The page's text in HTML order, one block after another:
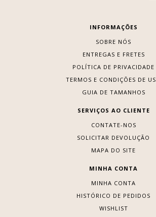
INFORMAÇÕES
SOBRE NÓS
ENTREGAS E FRETES
POLÍTICA DE PRIVACIDADE
TERMOS E CONDIÇÕES DE
GUIA DE TAMANHOS
SERVIÇOS AO CLIENTE
CONTATE-NOS
SOLICITAR DEVOLUÇÃO
MAPA DO SITE
MINHA CONTA
MINHA CONTA
HISTÓRICO DE PEDIDOS
WISHLIST